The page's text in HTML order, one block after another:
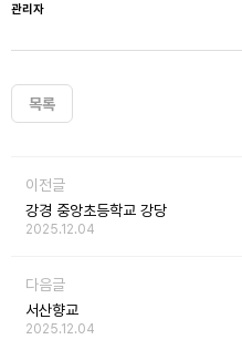
관리자
목록
이전글
강경 중앙초등학교 강당
2025.12.04
다음글
서산향교
2025.12.04